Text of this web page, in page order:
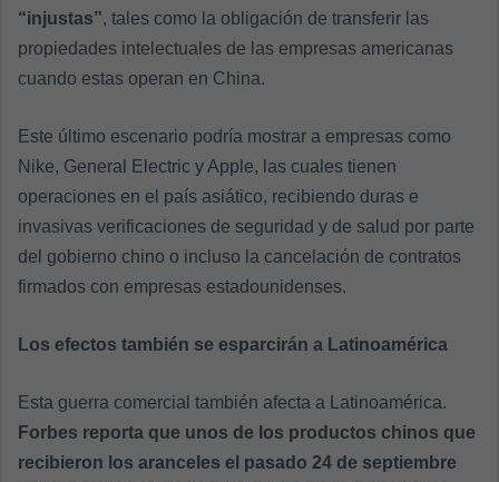
“injustas”, tales como la obligación de transferir las
propiedades intelectuales de las empresas americanas
cuando estas operan en China.
Este último escenario podría mostrar a empresas como
Nike, General Electric y Apple, las cuales tienen
operaciones en el país asiático, recibiendo duras e
invasivas verificaciones de seguridad y de salud por parte
del gobierno chino o incluso la cancelación de contratos
firmados con empresas estadounidenses.
Los efectos también se esparcirán a Latinoamérica
Esta guerra comercial también afecta a Latinoamérica.
Forbes reporta que unos de los productos chinos que
recibieron los aranceles el pasado 24 de septiembre